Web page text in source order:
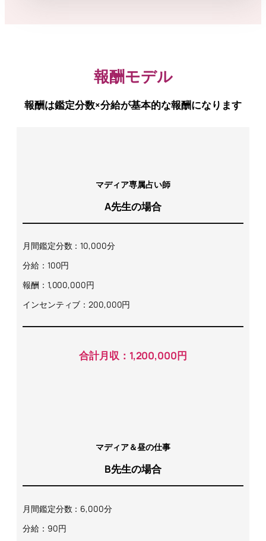
報酬モデル
報酬は鑑定分数×分給が基本的な報酬になります
マディア専属占い師
A先生の場合
月間鑑定分数：10,000分
分給：100円
報酬：1,000,000円
インセンティブ：200,000円
合計月収：1,200,000円
マディア＆昼の仕事
B先生の場合
月間鑑定分数：6,000分
分給：90円